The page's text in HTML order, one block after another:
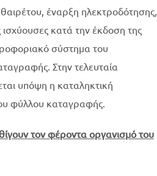
έναρξη ηλεκτροδότησης,
κατά την έκδοση της
σύστημα του
Στην τελευταία
υπόψη η καταληκτική
φύλλου καταγραφής.
τον φέροντα οργανισμό του